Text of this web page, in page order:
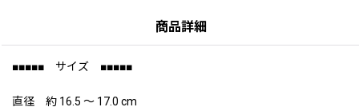
商品詳細
■■■■■ サイズ ■■■■■
直径 約 16.5 〜 17.0 cm